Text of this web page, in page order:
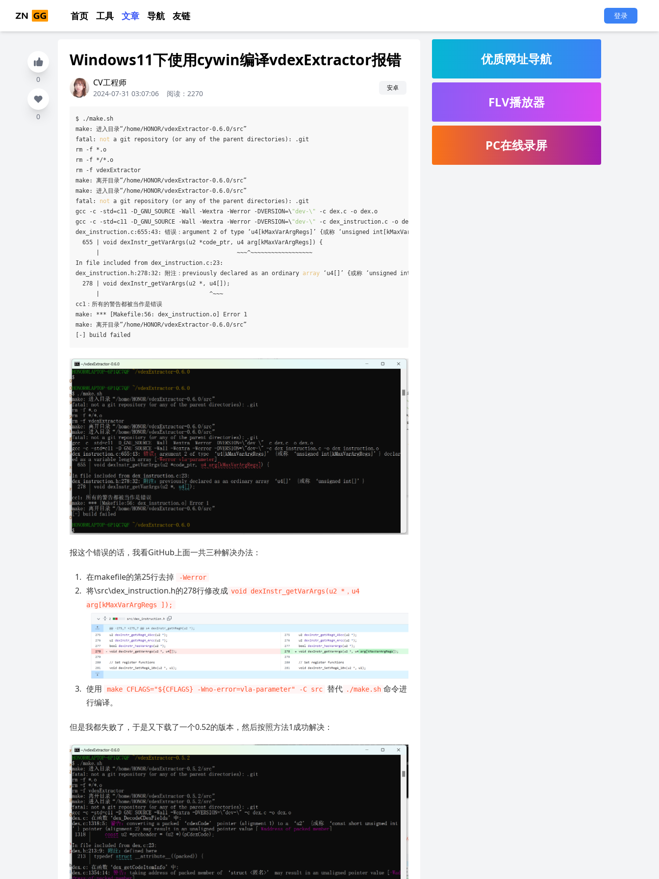
首页 工具 文章 导航 友链 登录
0
0
Windows11下使用cywin编译vdexExtractor报错
CV工程师
2024-07-31 03:07:06 阅读：2270
安卓
$ ./make.sh
make: 进入目录“/home/HONOR/vdexExtractor-0.6.0/src”
fatal:
not a git repository (or any of the parent directories): .git
rm -f *.o
rm -f */*.o
rm -f vdexExtractor
make: 离开目录“/home/HONOR/vdexExtractor-0.6.0/src”
make: 进入目录“/home/HONOR/vdexExtractor-0.6.0/src”
fatal:
not a git repository (or any of the parent directories): .git
gcc -c -std=c11 -D_GNU_SOURCE -Wall -Wextra -Werror -DVERSION=\ "dev-\" -c dex.c -o dex.o
gcc -c -std=c11 -D_GNU_SOURCE -Wall -Wextra -Werror -DVERSION=\ "dev-\" -c dex_instruction.c -o dex_instruction.o
dex_instruction.c:655:43: 错误：argument 2 of type ‘u4[kMaxVarArgRegs]’ {或称 ‘unsigned int[kMaxVarArgRegs]’} declared as a variable length
  655 | void dexInstr_getVarArgs(u2 *code_ptr, u4 arg[kMaxVarArgRegs]) {
      |                                        ~~~^~~~~~~~~~~~~~~~~~~
In file included from dex_instruction.c:23:
dex_instruction.h:278:32: 附注：previously declared as an ordinary array
‘u4[]’ {或称 ‘unsigned int[]’}
  278 | void dexInstr_getVarArgs(u2 *, u4[]);
      |                                ^~~~
cc1：所有的警告都被当作是错误
make: *** [Makefile:56: dex_instruction.o] Error 1
make: 离开目录“/home/HONOR/vdexExtractor-0.6.0/src”
报这个错误的话，我看GitHub上面一共三种解决办法：
在makefile的第25行去掉 -Werror
将\src\dex_instruction.h的278行修改成 void dexInstr_getVarArgs(u2 *，u4
arg[kMaxVarArgRegs ]);
使用 make CFLAGS="${CFLAGS} -Wno-error=vla-parameter" -C src 替代 ./make.sh 命令进
行编译。
但是我都失败了，于是又下载了一个0.52的版本，然后按照方法1成功解决：
优质网址导航
FLV播放器
PC在线录屏